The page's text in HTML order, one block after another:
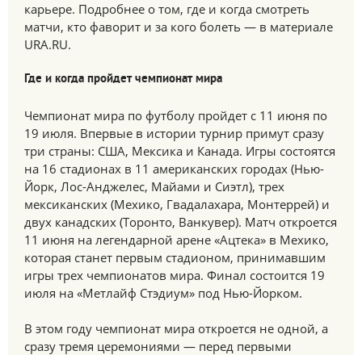
карьере. Подробнее о том, где и когда смотреть
матчи, кто фаворит и за кого болеть — в материале
URA.RU.
Где и когда пройдет чемпионат мира
Чемпионат мира по футболу пройдет с 11 июня по
19 июля. Впервые в истории турнир примут сразу
три страны: США, Мексика и Канада. Игры состоятся
на 16 стадионах в 11 американских городах (Нью-
Йорк, Лос-Анджелес, Майами и Сиэтл), трех
мексиканских (Мехико, Гвадалахара, Монтеррей) и
двух канадских (Торонто, Ванкувер). Матч откроется
11 июня на легендарной арене «Ацтека» в Мехико,
которая станет первым стадионом, принимавшим
игры трех чемпионатов мира. Финал состоится 19
июля на «Метлайф Стэдиум» под Нью-Йорком.
В этом году чемпионат мира откроется не одной, а
сразу тремя церемониями — перед первыми